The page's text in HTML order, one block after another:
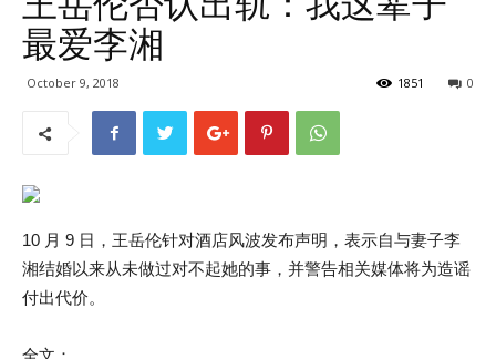
最爱李湘
October 9, 2018 0
1851
10 月 9 日，王岳伦针对酒店风波发布声明，表示自与妻子李
湘结婚以来从未做过对不起她的事，并警告相关媒体将为造谣
付出代价。
全文：